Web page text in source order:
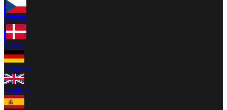
Čeština
Dansk
Deutsch
English